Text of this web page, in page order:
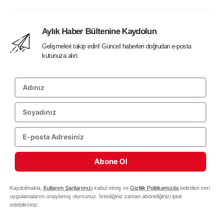
Aylık Haber Bültenine Kaydolun
Gelişmeleri takip edin! Güncel haberleri doğrudan e-posta
kutunuza alın.
Abone Ol
Kaydolmakla, Kullanım Şartlarımızı kabul etmiş ve Gizlilik Politikamızda belirtilen veri
uygulamalarını onaylamış olursunuz. İstediğiniz zaman aboneliğinizi iptal
edebilirsiniz.